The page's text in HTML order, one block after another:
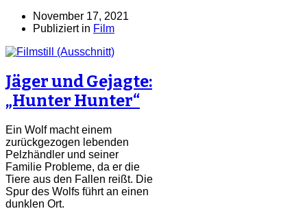
November 17, 2021
Publiziert in Film
Jäger und Gejagte:
„Hunter Hunter“
Ein Wolf macht einem
zurückgezogen lebenden
Pelzhändler und seiner
Familie Probleme, da er die
Tiere aus den Fallen reißt. Die
Spur des Wolfs führt an einen
dunklen Ort.